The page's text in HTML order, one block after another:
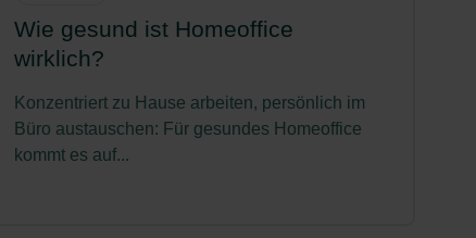
Wie gesund ist Homeoffice
wirklich?
Konzentriert zu Hause arbeiten, persönlich im
Büro austauschen: Für gesundes Homeoffice
kommt es auf...